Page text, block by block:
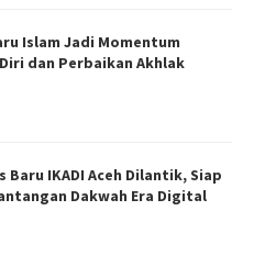
Islam Jadi Momentum
dan Perbaikan Akhlak
Baru IKADI Aceh Dilantik, Siap
Dakwah Era Digital